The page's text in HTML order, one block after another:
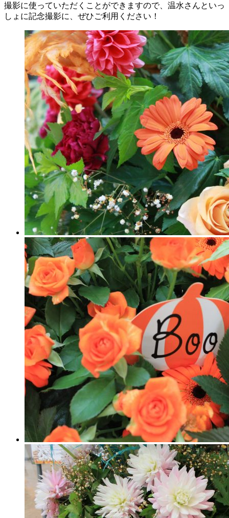
撮影に使っていただくことができますので、温水さんといっ
しょに記念撮影に、ぜひご利用ください！